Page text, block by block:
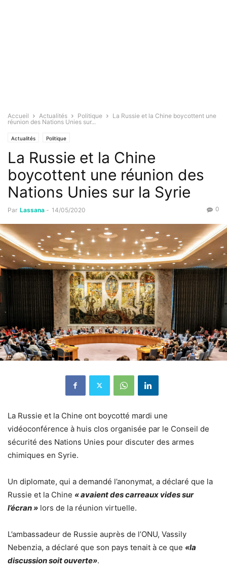
Accueil Actualités Politique
La Russie et la Chine boycottent une
réunion des Nations Unies sur...
Actualités Politique
La Russie et la Chine
boycottent une réunion des
Nations Unies sur la Syrie
Par Lassana - 14/05/2020 0
La Russie et la Chine ont boycotté mardi une
vidéoconférence à huis clos organisée par le Conseil de
sécurité des Nations Unies pour discuter des armes
chimiques en Syrie.
Un diplomate, qui a demandé l’anonymat, a déclaré que la
Russie et la Chine « avaient des carreaux vides sur
l’écran » lors de la réunion virtuelle.
L’ambassadeur de Russie auprès de l’ONU, Vassily
Nebenzia, a déclaré que son pays tenait à ce que «la
discussion soit ouverte».